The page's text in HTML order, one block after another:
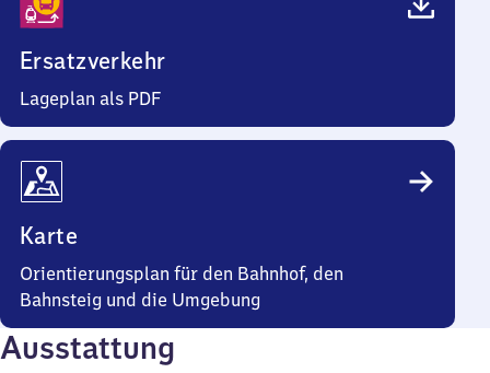
Ersatzverkehr
Lageplan als PDF
Karte
Orientierungsplan für den Bahnhof, den
Bahnsteig und die Umgebung
Ausstattung